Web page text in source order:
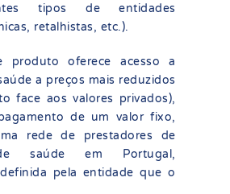
tipos de entidades
retalhistas, etc.).
produto oferece acesso a
a preços mais reduzidos
face aos valores privados),
de um valor fixo,
rede de prestadores de
saúde em Portugal,
pela entidade que o